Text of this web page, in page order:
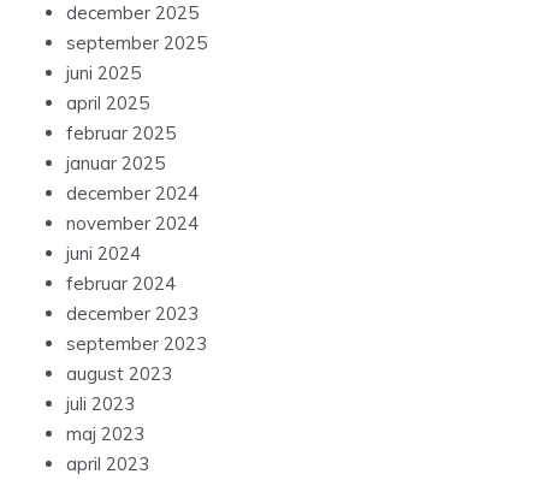
december 2025
september 2025
juni 2025
april 2025
februar 2025
januar 2025
december 2024
november 2024
juni 2024
februar 2024
december 2023
september 2023
august 2023
juli 2023
maj 2023
april 2023